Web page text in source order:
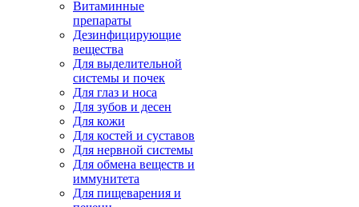
Витаминные
препараты
Дезинфицирующие
вещества
Для выделительной
системы и почек
Для глаз и носа
Для зубов и десен
Для кожи
Для костей и суставов
Для нервной системы
Для обмена веществ и
иммунитета
Для пищеварения и